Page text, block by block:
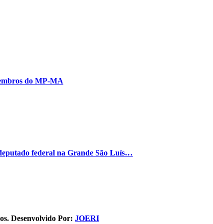
do MP-MA
federal na Grande São Luís…
Desenvolvido Por: JOERI